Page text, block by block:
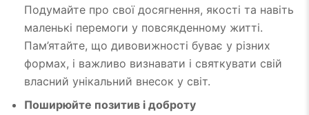
Подумайте про свої досягнення, якості та навіть
маленькі перемоги у повсякденному житті.
Пам’ятайте, що дивовижності буває у різних
формах, і важливо визнавати і святкувати свій
власний унікальний внесок у світ.
Поширюйте позитив і доброту